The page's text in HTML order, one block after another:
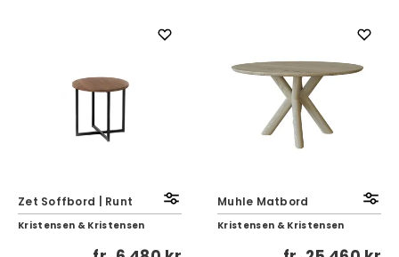
Zet Soffbord | Runt
Kristensen & Kristensen
Muhle Matbord
Kristensen & Kristensen